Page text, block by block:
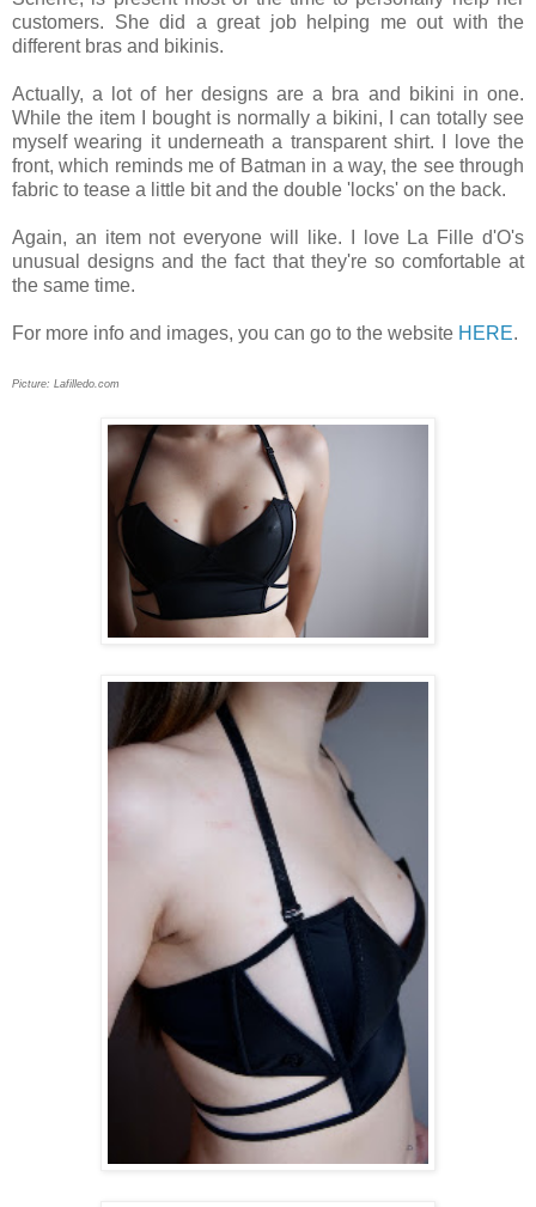
customers. She did a great job helping me out with the
different bras and bikinis.
Actually, a lot of her designs are a bra and bikini in one.
While the item I bought is normally a bikini, I can totally see
myself wearing it underneath a transparent shirt. I love the
front, which reminds me of Batman in a way, the see through
fabric to tease a little bit and the double 'locks' on the back.
Again, an item not everyone will like. I love La Fille d'O's
unusual designs and the fact that they're so comfortable at
the same time.
For more info and images, you can go to the website HERE.
Picture: Lafilledo.com